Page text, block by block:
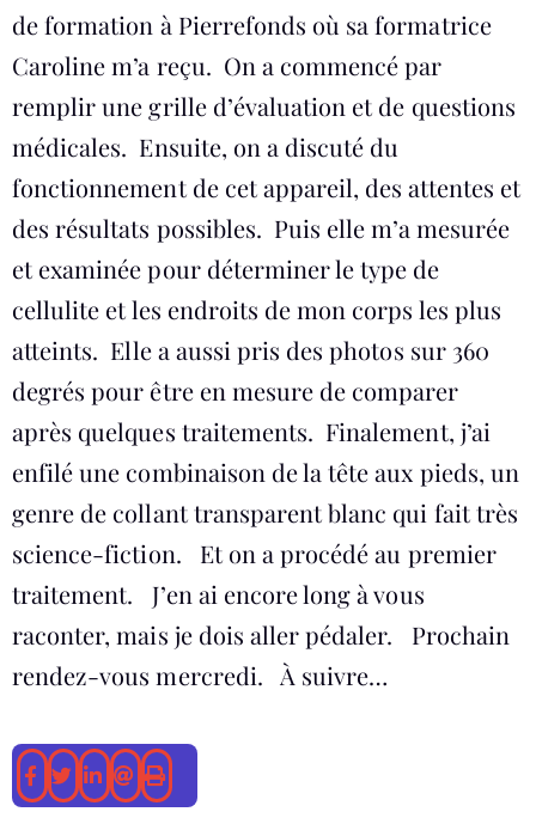
de formation à Pierrefonds où sa formatrice
Caroline m’a reçu. On a commencé par
remplir une grille d’évaluation et de questions
médicales. Ensuite, on a discuté du
fonctionnement de cet appareil, des attentes et
des résultats possibles. Puis elle m’a mesurée
et examinée pour déterminer le type de
cellulite et les endroits de mon corps les plus
atteints. Elle a aussi pris des photos sur 360
degrés pour être en mesure de comparer
après quelques traitements. Finalement, j’ai
enfilé une combinaison de la tête aux pieds, un
genre de collant transparent blanc qui fait très
science-fiction. Et on a procédé au premier
traitement. J’en ai encore long à vous
raconter, mais je dois aller pédaler. Prochain
rendez-vous mercredi. À suivre…